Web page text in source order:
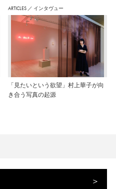
ARTICLES ／ インタヴュー
「見たいという欲望」村上華子が向
き合う写真の起源